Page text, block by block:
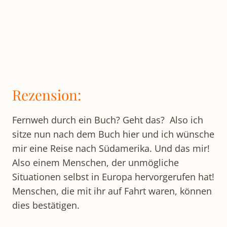
Rezension:
Fernweh durch ein Buch? Geht das? Also ich
sitze nun nach dem Buch hier und ich wünsche
mir eine Reise nach Südamerika. Und das mir!
Also einem Menschen, der unmögliche
Situationen selbst in Europa hervorgerufen hat!
Menschen, die mit ihr auf Fahrt waren, können
dies bestätigen.